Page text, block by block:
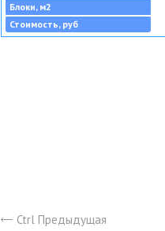
Блоки, м2
Стоимость, руб
Ctrl Предыдущая